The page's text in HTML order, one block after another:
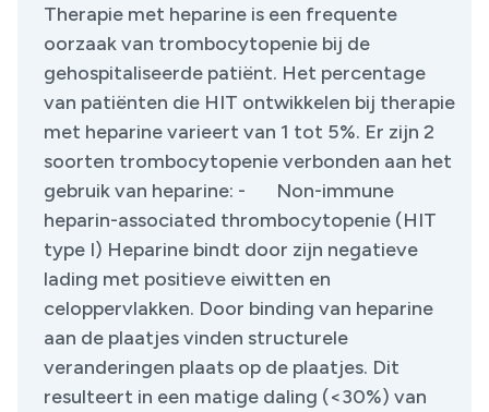
Therapie met heparine is een frequente
oorzaak van trombocytopenie bij de
gehospitaliseerde patiënt. Het percentage
van patiënten die HIT ontwikkelen bij therapie
met heparine varieert van 1 tot 5%. Er zijn 2
soorten trombocytopenie verbonden aan het
gebruik van heparine: - Non-immune
heparin-associated thrombocytopenie (HIT
type I) Heparine bindt door zijn negatieve
lading met positieve eiwitten en
celoppervlakken. Door binding van heparine
aan de plaatjes vinden structurele
veranderingen plaats op de plaatjes. Dit
resulteert in een matige daling (<30%) van